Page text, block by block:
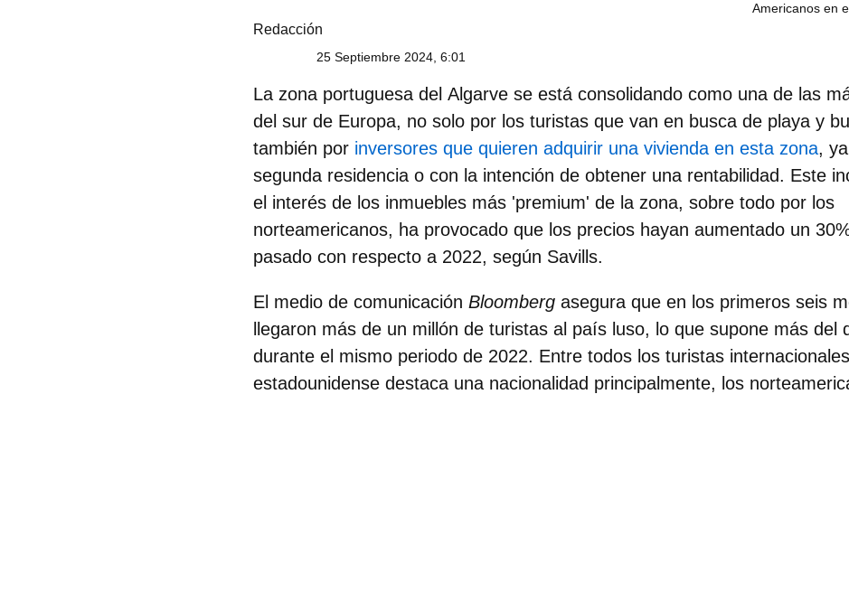
Americanos en
Redacción
25 Septiembre 2024, 6:01
La zona portuguesa del Algarve se está consolidando como una de las
del sur de Europa, no solo por los turistas que van en busca de playa y
también por inversores que quieren adquirir una vivienda en esta zona,
segunda residencia o con la intención de obtener una rentabilidad. Este
el interés de los inmuebles más 'premium' de la zona, sobre todo por los
norteamericanos, ha provocado que los precios hayan aumentado un
pasado con respecto a 2022, según Savills.
El medio de comunicación Bloomberg asegura que en los primeros seis
llegaron más de un millón de turistas al país luso, lo que supone más del
durante el mismo periodo de 2022. Entre todos los turistas
estadounidense destaca una nacionalidad principalmente, los